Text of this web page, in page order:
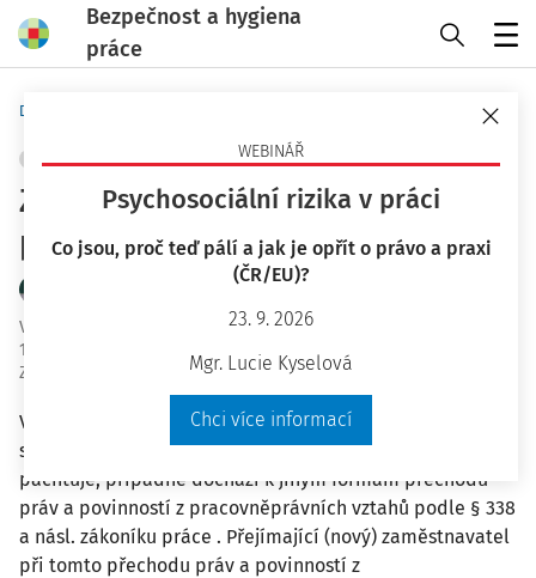
Bezpečnost a hygiena
práce
WEBINÁŘ
Psychosociální rizika v práci
Co jsou, proč teď pálí a jak je opřít o právo a praxi
(ČR/EU)?
23. 9. 2026
Mgr. Lucie Kyselová
Chci více informací
Domů
PRACOVNÍ PRÁVO + PŘIDAT VLASTNÍ
Změna podmínek při přechodu
práv a povinností
Vydáno
15 minut čtení
Zdroj
Bezpečnost a hygiena práce 3/2025
V současných ekonomických podmínkách dochází často k
situacím, kdy se podnik (firma) prodává nebo se
pachtuje, případně dochází k jiným formám přechodu
práv a povinností z pracovněprávních vztahů podle § 338
a násl. zákoníku práce . Přejímající (nový) zaměstnavatel
při tomto přechodu práv a povinností z